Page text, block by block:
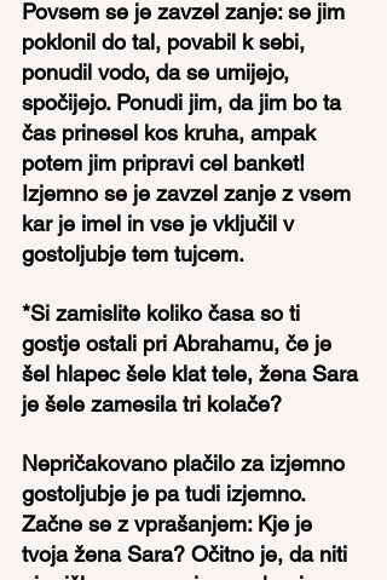
Povsem se je zavzel zanje: se jim
poklonil do tal, povabil k sebi,
ponudil vodo, da se umijejo,
spočijejo. Ponudi jim, da jim bo ta
čas prinesel kos kruha, ampak
potem jim pripravi cel banket!
Izjemno se je zavzel zanje z vsem
kar je imel in vse je vključil v
gostoljubje tem tujcem.
*Si zamislite koliko časa so ti
gostje ostali pri Abrahamu, če je
šel hlapec šele klat tele, žena Sara
je šele zamesila tri kolače?
Nepričakovano plačilo za izjemno
gostoljubje je pa tudi izjemno.
Začne se z vprašanjem: Kje je
tvoja žena Sara? Očitno je, da niti